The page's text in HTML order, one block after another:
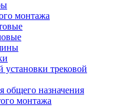
монтажа
трековой
общего назначения
монтажа